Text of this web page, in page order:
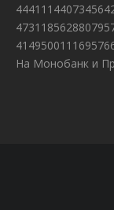
На Монобанк и